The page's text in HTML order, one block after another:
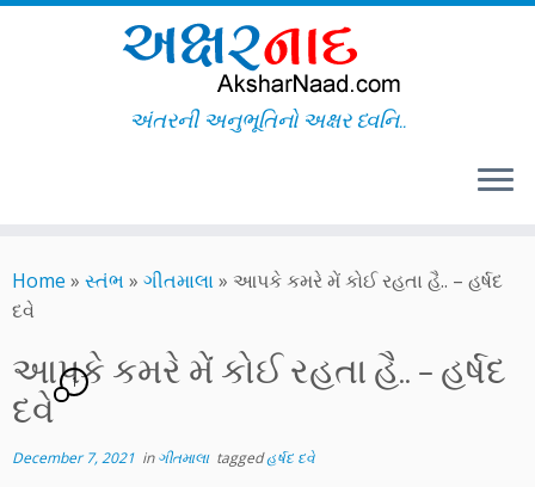
to
content
અંતરની અનુભૂતિનો અક્ષર ધ્વનિ..
Home » સ્તંભ » ગીતમાલા» આપકે કમરે મેં કોઈ રહતા હૈ.. – હર્ષદ
દવે
આપકે કમરે મેં કોઈ રહતા હૈ.. – હર્ષદ
દવે
1
December 7, 2021 inગીતમાલા taggedહર્ષદ દવે